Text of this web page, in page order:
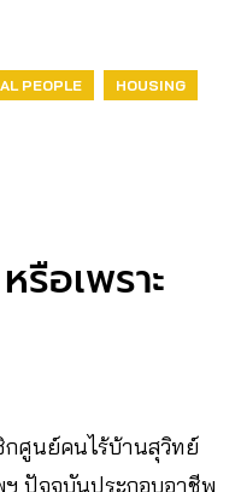
PEOPLE HOUSING
รือเพราะ
กศูนย์คนไร้บ้านสุวิทย์
ปัจจุบันประกอบอาชีพ